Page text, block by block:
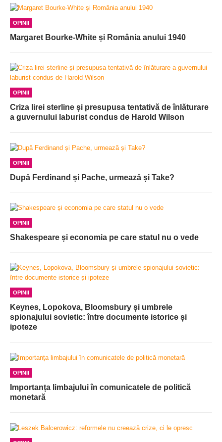
OPINII
Margaret Bourke-White și România anului 1940
OPINII
Criza lirei sterline și presupusa tentativă de înlăturare
a guvernului laburist condus de Harold Wilson
OPINII
După Ferdinand și Pache, urmează și Take?
OPINII
Shakespeare și economia pe care statul nu o vede
OPINII
Keynes, Lopokova, Bloomsbury și umbrele
spionajului sovietic: între documente istorice și
ipoteze
OPINII
Importanța limbajului în comunicatele de politică
monetară